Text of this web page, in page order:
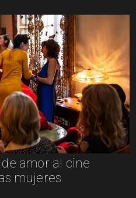
amor al cine
mujeres